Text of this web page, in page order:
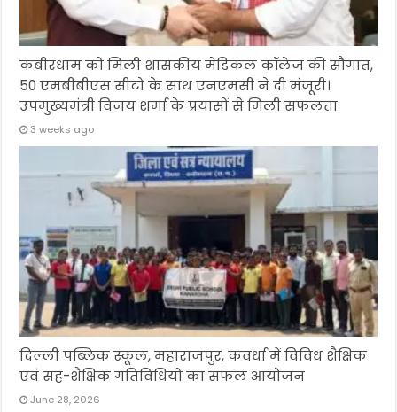
कबीरधाम को मिली शासकीय मेडिकल कॉलेज की सौगात,
50 एमबीबीएस सीटों के साथ एनएमसी ने दी मंजूरी।
उपमुख्यमंत्री विजय शर्मा के प्रयासों से मिली सफलता
3 weeks ago
दिल्ली पब्लिक स्कूल, महाराजपुर, कवर्धा में विविध शैक्षिक
एवं सह-शैक्षिक गतिविधियों का सफल आयोजन
June 28, 2026